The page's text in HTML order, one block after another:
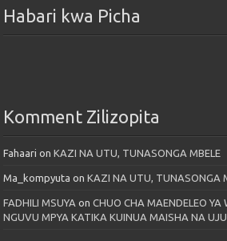
Habari kwa Picha
Komment Zilizopita
Fahaari onKAZI NA UTU, TUNASONGA MBELE
Ma_kompyuta onKAZI NA UTU, TUNASONGA
FADHILI MSUYA onCHUO CHA MAENDELEO
NGUVU MPYA KATIKA KUINUA MAISHA NA